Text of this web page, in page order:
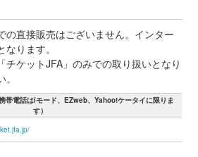
の直接販売はございません。インター
ります。
チケットJFA」のみでの取り扱いとなり
帯電話はiモード、EZweb、Yahoo!ケータイに限りま
す）